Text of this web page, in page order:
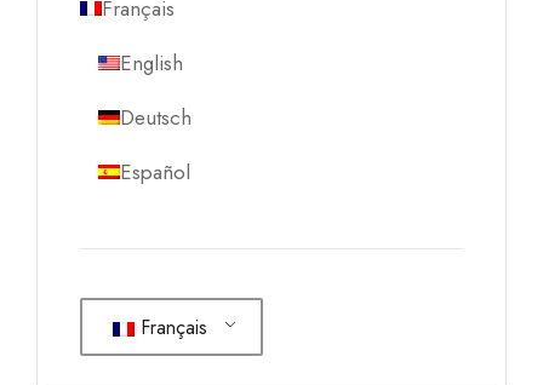
Français
English
Deutsch
Español
Français